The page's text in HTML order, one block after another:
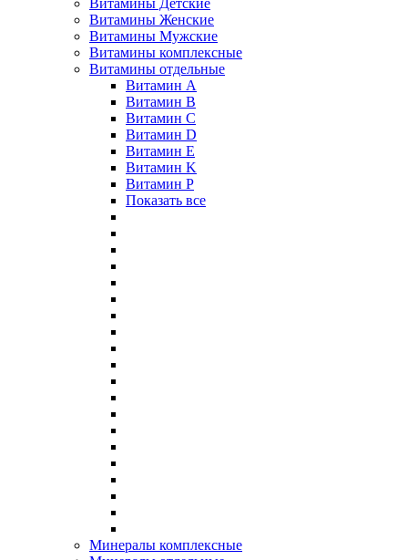
Витамины Женские
Витамины Мужские
Витамины комплексные
Витамины отдельные
Витамин A
Витамин B
Витамин C
Витамин D
Витамин E
Витамин K
Витамин P
Показать все
Минералы комплексные